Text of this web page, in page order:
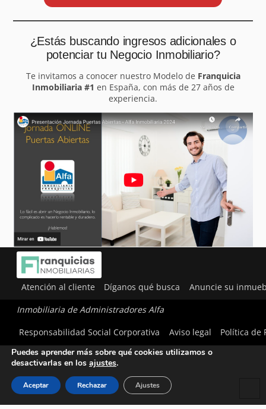
¿Estás buscando ingresos adicionales o
potenciar tu Negocio Inmobiliario?
Te invitamos a conocer nuestro Modelo de Franquicia
Inmobiliaria #1 en España, con más de 27 años de
experiencia.
Atención al cliente Díganos qué busca Anuncie su
Inmobiliaria de Administradores Alfa
Responsabilidad Social Corporativa
Aviso legal Política de
Utilizamos cookies para ofrecerte la mejor experiencia en
Puedes aprender más sobre qué cookies utilizamos o
desactivarlas en los ajustes.
Aceptar Rechazar Ajustes